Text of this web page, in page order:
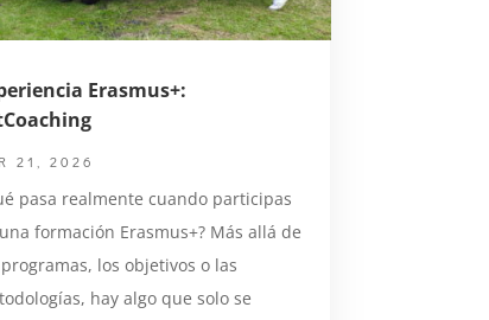
Erasmus+:
21, 2026
pasa realmente cuando participas
formación Erasmus+? Más allá de
los objetivos o las
hay algo que solo se